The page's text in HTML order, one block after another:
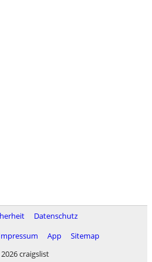
Datenschutz
App
Sitemap
craigslist